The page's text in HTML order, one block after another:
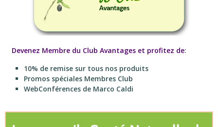
Devenez Membre du Club Avantages et profitez de:
10% de remise sur tous nos produits
Promos spéciales Membres Club
WebConférences de Marco Caldi